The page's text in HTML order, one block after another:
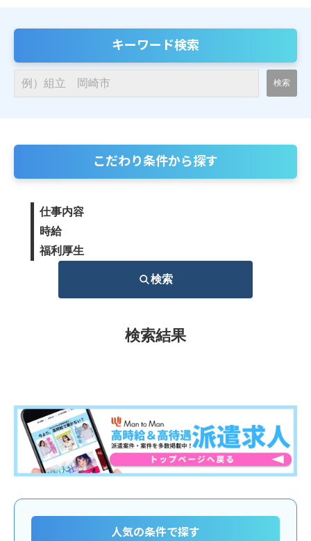
キーワード検索
こだわり条件から探す
仕事内容
時給
福利厚生
検索
検索結果
人気の条件で探す